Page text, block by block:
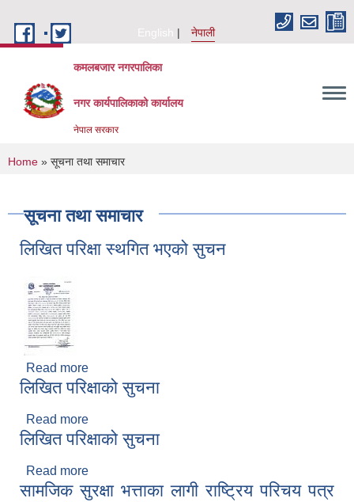
English
नेपाली
कमलबजार नगरपालिका
नगर कार्यपालिकाको कार्यालय
नेपाल सरकार
You are here
Home » सूचना तथा समाचार
सूचना तथा समाचार
लिखित परिक्षा स्थगित भएको सुचन
Read more
लिखित परिक्षाको सुचना
Read more
लिखित परिक्षाको सुचना
Read more
सामजिक सुरक्षा भत्ताका लागी राष्ट्रिय परिचय पत्र